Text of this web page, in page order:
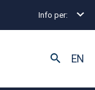
Info per:
EN